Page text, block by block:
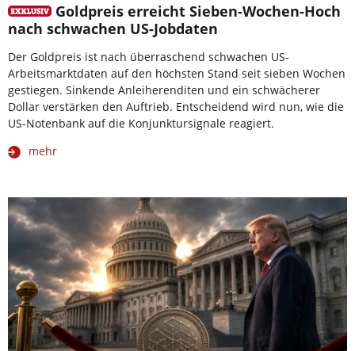
Goldpreis erreicht Sieben-Wochen-Hoch
nach schwachen US-Jobdaten
Der Goldpreis ist nach überraschend schwachen US-
Arbeitsmarktdaten auf den höchsten Stand seit sieben Wochen
gestiegen. Sinkende Anleiherenditen und ein schwächerer
Dollar verstärken den Auftrieb. Entscheidend wird nun, wie die
US-Notenbank auf die Konjunktursignale reagiert.
mehr